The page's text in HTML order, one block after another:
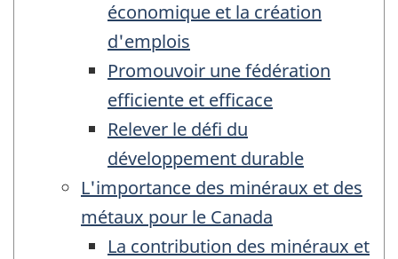
économique et la création
d'emplois
Promouvoir une fédération
efficiente et efficace
Relever le défi du
développement durable
L'importance des minéraux et des
métaux pour le Canada
La contribution des minéraux et